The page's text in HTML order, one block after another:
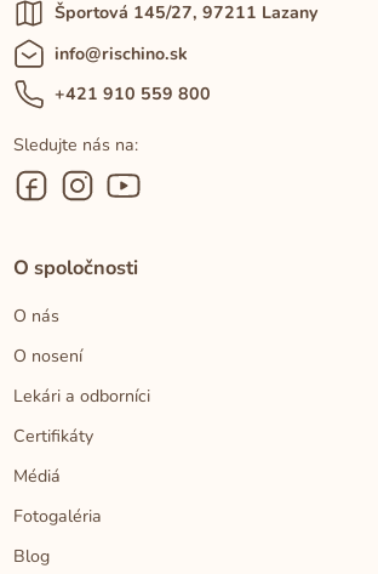
Športová 145/27, 97211 Lazany
info@rischino.sk
+421 910 559 800
Sledujte nás na:
O spoločnosti
O nás
O nosení
Lekári a odborníci
Certifikáty
Médiá
Fotogaléria
Blog